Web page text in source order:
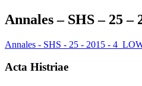
Annales – SHS – 25 –
Annales - SHS - 25 - 2015 -
Acta Histriae